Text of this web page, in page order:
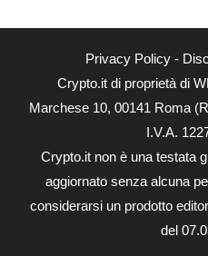
Privacy Policy -
Crypto.it di proprietà di
Marchese 10, 00141 Roma
I.V.A.
Crypto.it non è una testata
aggiornato senza alcuna
considerarsi un prodotto
del